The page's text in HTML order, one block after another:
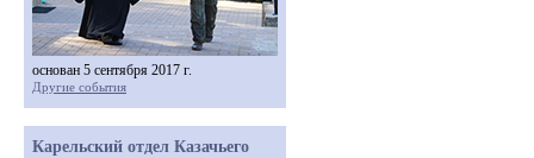
основан 5 сентября 2017 г.
Другие события
Карельский отдел Казачьего